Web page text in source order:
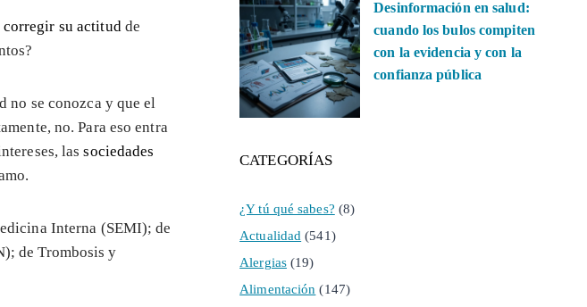
corregir su actitudde
no se conozca y que el
no. Para eso entra
lassociedades
Interna (SEMI); de
de Trombosis y
Desinformación en salud:
cuando los bulos compiten
con la evidencia y con la
confianza pública
CATEGORÍAS
¿Y tú qué sabes? (8)
Actualidad (541)
Alergias(19)
Alimentación (147)